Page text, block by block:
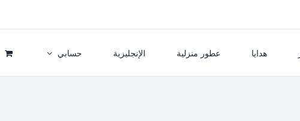
هدايا عطور منزلية الإنجليزية حسابي